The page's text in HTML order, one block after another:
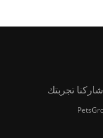
شاركنا تجربتك